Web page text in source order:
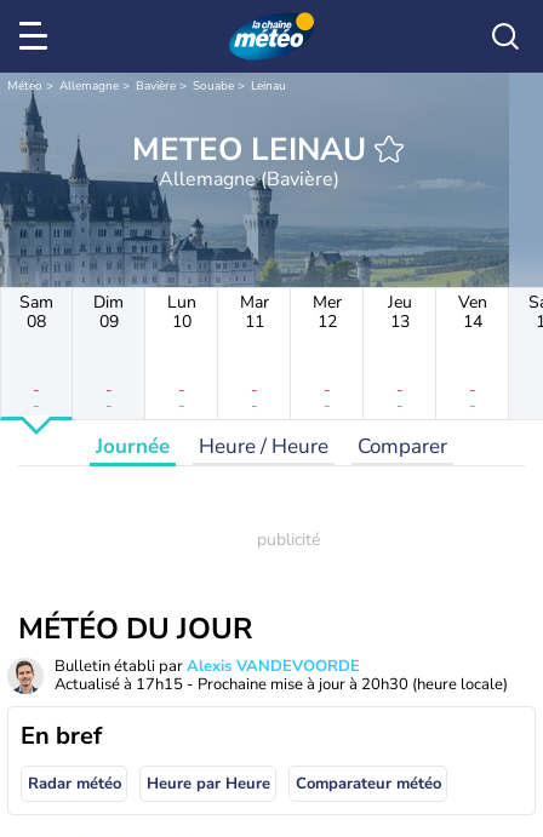
Météo Allemagne Bavière Souabe Leinau
METEO LEINAU
Allemagne (Bavière)
Sam
08
-
-
Dim
09
-
-
Lun
10
-
-
Mar
11
-
-
Mer
12
-
-
Jeu
13
-
-
Ven
14
-
-
Journée Heure / Heure Comparer
MÉTÉO DU JOUR
Bulletin établi parAlexis VANDEVOORDE
Actualisé à 17h15 - Prochaine mise à jour à 20h30 (heure locale)
En bref
Radar météo Heure par Heure Comparateur météo